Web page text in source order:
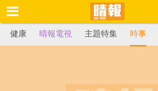
健康 晴報電視 主題特集 時事